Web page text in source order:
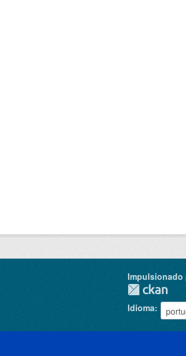
Impulsionado
Idioma